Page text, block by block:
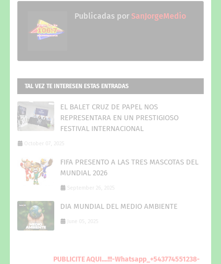
Publicadas por SanJorgeMedio
TAL VEZ TE INTERESEN ESTAS ENTRADAS
EL BALET CRUZ DE PAPEL NOS
REPRESENTARA EN UN PRESTIGIOSO
FESTIVAL INTERNACIONAL
October 07, 2025
FIFA PRESENTO A LAS TRES MASCOTAS DEL
MUNDIAL 2026
September 26, 2025
DIA MUNDIAL DEL MEDIO AMBIENTE
June 05, 2025
PUBLICITEAQUI....!!!-Whatsapp_+543774551238-